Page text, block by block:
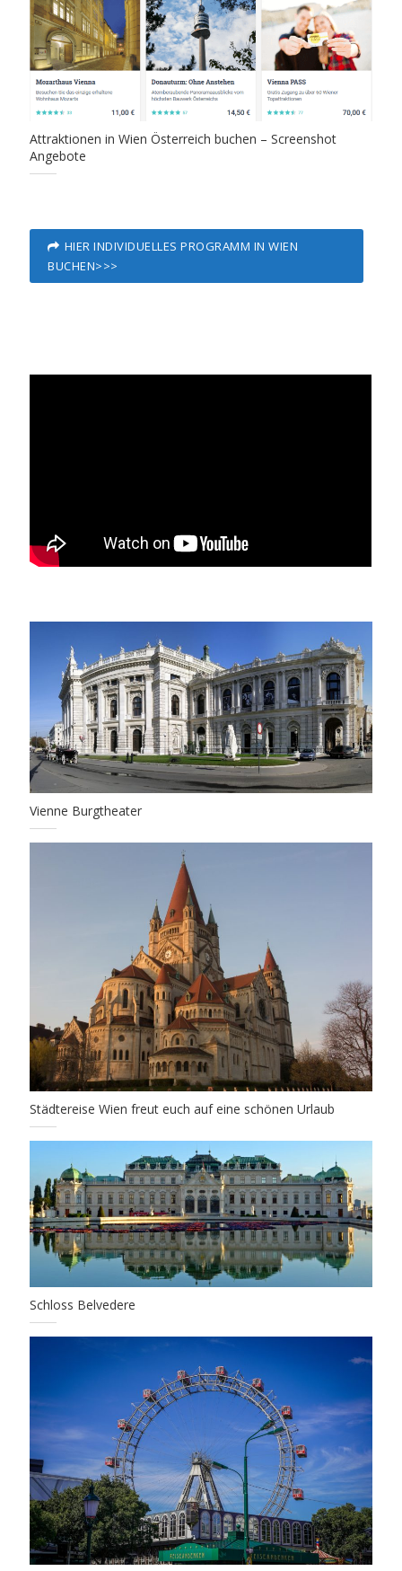
Attraktionen in Wien Österreich buchen – Screenshot
Angebote
HIER INDIVIDUELLES PROGRAMM IN WIEN
BUCHEN>>>
Vienne Burgtheater
Städtereise Wien freut euch auf eine schönen Urlaub
Schloss Belvedere